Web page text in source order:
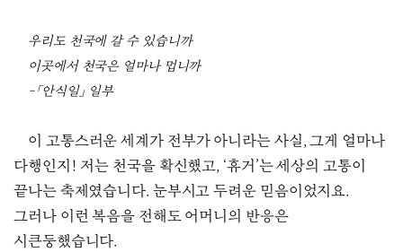
우리도 천국에 갈 수 있습니까
이곳에서 천국은 얼마나 멉니까
-「안식일」 일부
이 고통스러운 세계가 전부가 아니라는 사실, 그게 얼마나
다행인지! 저는 천국을 확신했고, ‘휴거’는 세상의 고통이
끝나는 축제였습니다. 눈부시고 두려운 믿음이었지요.
그러나 이런 복음을 전해도 어머니의 반응은
시큰둥했습니다.